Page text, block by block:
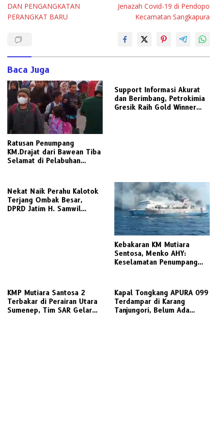
DAN PENGANGKATAN
PERANGKAT BARU
Jenazah Covid-19 di Pendopo
Kecamatan Sangkapura
Baca Juga
Ratusan Penumpang
KM.Drajat dari Bawean Tiba
Selamat di Pelabuhan
Support Informasi Akurat
dan Berimbang, Petrokimia
Gresik Raih Gold Winner
Nekat Naik Perahu Kalotok
Terjang Ombak Besar,
DPRD Jatim H. Samwil
Kebakaran KM Mutiara
Sentosa, Menko AHY:
Keselamatan Penumpang
KMP Mutiara Santosa 2
Terbakar di Perairan Utara
Sumenep, Tim SAR Gelar
Kapal Tongkang APURA 099
Terdampar di Karang
Tanjungori, Belum Ada